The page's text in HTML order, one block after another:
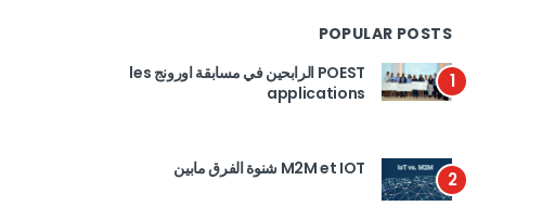
POPULAR POSTS
1
POEST الرابحين في مسابقة اورونج les
applications
2 M2M et IOT شنوة الفرق مابين